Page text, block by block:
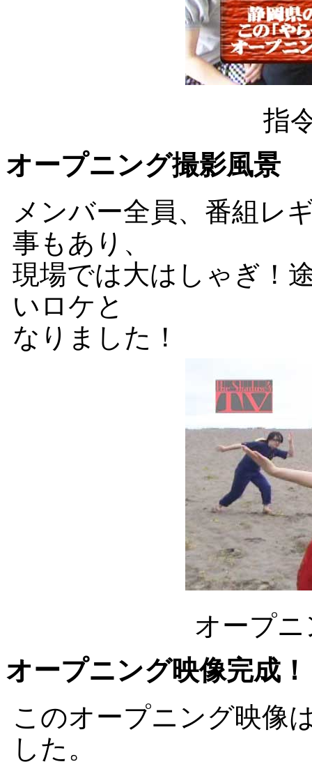
指
オープニング撮影風景
メンバー全員、番組レ
事もあり、
現場では大はしゃぎ！
いロケと
なりました！
オープ
オープニング映像完成！
このオープニング映像
した。